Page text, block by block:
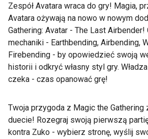
Zespół Avatara wraca do gry! Magia,
Avatara ożywają na nowo w nowym
Gathering: Avatar - The Last Airbender!
mechaniki - Earthbending, Airbending,
Firebending - by opowiedzieć swoją
historii i odkryć własny styl gry.
czeka - czas opanować grę!
Twoja przygoda z Magic the Gathering
duecie! Rozegraj swoją pierwszą
kontra Zuko - wybierz stronę, wyślij